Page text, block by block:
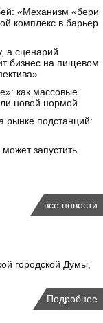
«Механизм «бери
комплекс в барьер
а сценарий
бизнес на пищевом
как массовые
новой нормой
рынке подстанций:
запустить
все новости
городской Думы,
Подробнее